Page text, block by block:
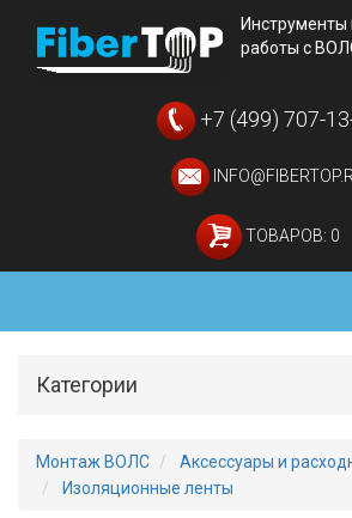
работы с
+7 (499) 707-
ТОВАРОВ: 0
Категории
Монтаж ВОЛС
Аксессуары и
Изоляционные ленты